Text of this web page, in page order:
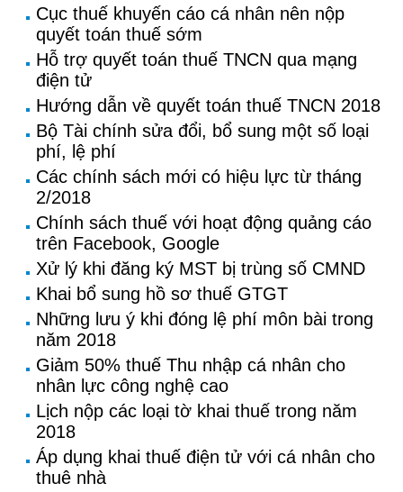
Cục thuế khuyến cáo cá nhân nên nộp
quyết toán thuế sớm
Hỗ trợ quyết toán thuế TNCN qua mạng
điện tử
Hướng dẫn về quyết toán thuế TNCN 2018
Bộ Tài chính sửa đổi, bổ sung một số loại
phí, lệ phí
Các chính sách mới có hiệu lực từ tháng
2/2018
Chính sách thuế với hoạt động quảng cáo
trên Facebook, Google
Xử lý khi đăng ký MST bị trùng số CMND
Khai bổ sung hồ sơ thuế GTGT
Những lưu ý khi đóng lệ phí môn bài trong
năm 2018
Giảm 50% thuế Thu nhập cá nhân cho
nhân lực công nghệ cao
Lịch nộp các loại tờ khai thuế trong năm
2018
Áp dụng khai thuế điện tử với cá nhân cho
thuê nhà